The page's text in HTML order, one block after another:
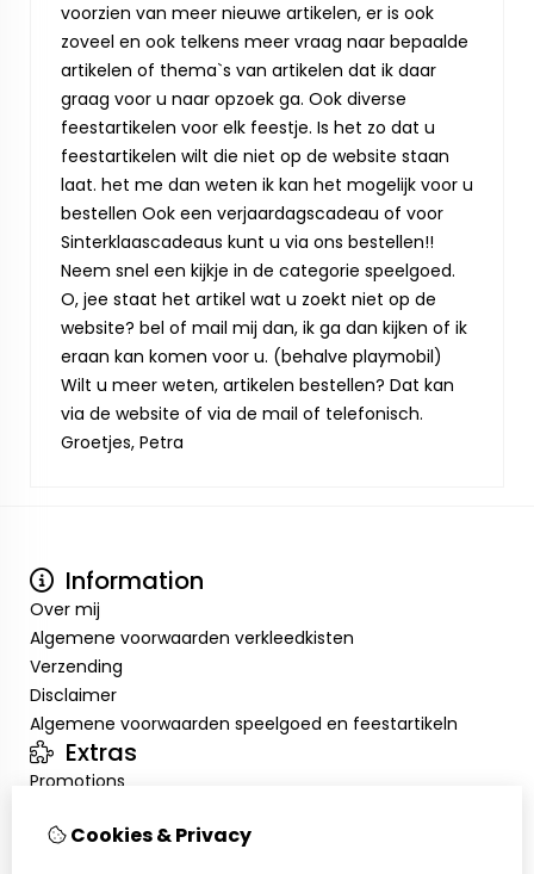
voorzien van meer nieuwe artikelen, er is ook
zoveel en ook telkens meer vraag naar bepaalde
artikelen of thema`s van artikelen dat ik daar
graag voor u naar opzoek ga. Ook diverse
feestartikelen voor elk feestje. Is het zo dat u
feestartikelen wilt die niet op de website staan
laat. het me dan weten ik kan het mogelijk voor u
bestellen Ook een verjaardagscadeau of voor
Sinterklaascadeaus kunt u via ons bestellen!!
Neem snel een kijkje in de categorie speelgoed.
O, jee staat het artikel wat u zoekt niet op de
website? bel of mail mij dan, ik ga dan kijken of ik
eraan kan komen voor u. (behalve playmobil)
Wilt u meer weten, artikelen bestellen? Dat kan
via de website of via de mail of telefonisch.
Groetjes, Petra
Information
Over mij
Algemene voorwaarden verkleedkisten
Verzending
Disclaimer
Algemene voorwaarden speelgoed en feestartikeln
Extras
Promotions
InloggenCookies & Privacy